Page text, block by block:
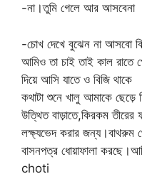
-না।তুমি গেলে আর আসবেনা
-চোখ দেখে বুঝেন না আসবো
আমিও তা চাই তাই কাল রাতে
দিয়ে আসি যাতে ও বিজি থাকে
কথাটা শুনে খালু আমাকে ছেড়ে
উত্থিত বাড়াতে,কিরকম
লক্ষ্যভেদ করার জন্য।বাথরুম
বাসনপত্র ধোয়াফালা
choti